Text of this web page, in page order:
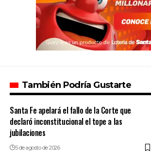
También Podría Gustarte
Santa Fe apelará el fallo de la Corte que
declaró inconstitucional el tope a las
jubilaciones
5 de agosto de 2026